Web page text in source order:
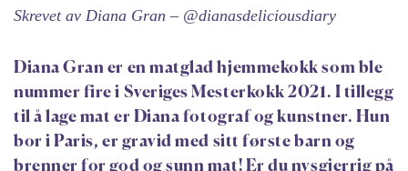
Skrevet av Diana Gran – @dianasdeliciousdiary
Diana Gran er en matglad hjemmekokk som ble
nummer fire i Sveriges Mesterkokk 2021. I tillegg
til å lage mat er Diana fotograf og kunstner. Hun
bor i Paris, er gravid med sitt første barn og
brenner for god og sunn mat! Er du nysgjerrig på